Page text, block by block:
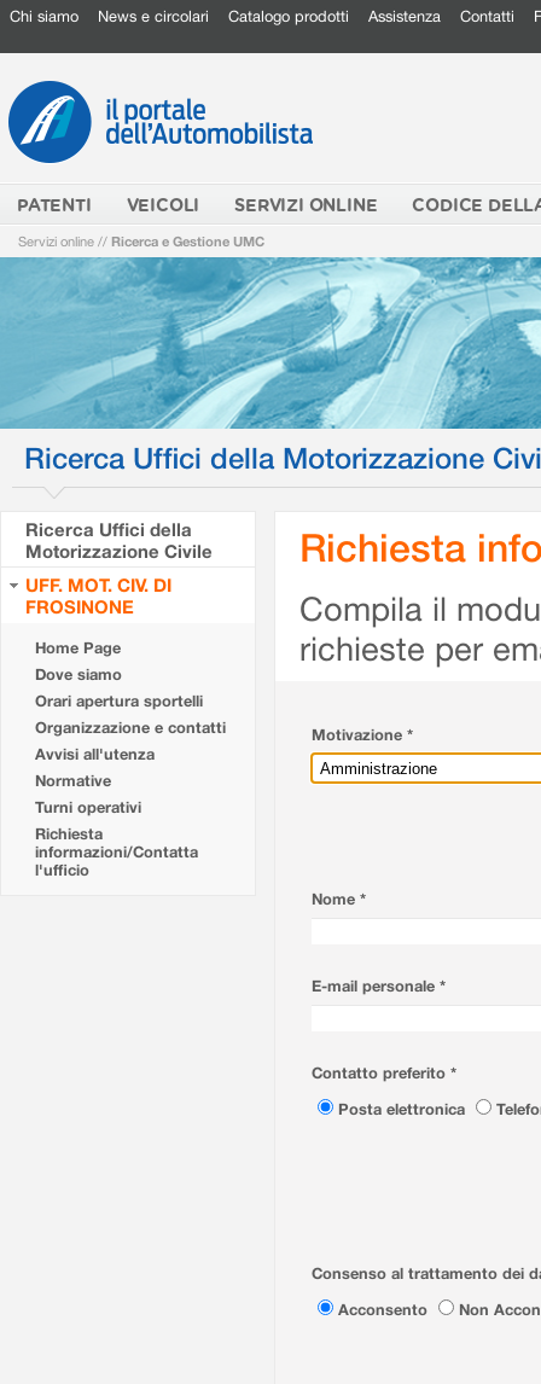
Chi siamo News e circolari Catalogo prodotti Assistenza Contatti
PATENTI VEICOLI SERVIZI ONLINE CODICE
Servizi online // Ricerca e Gestione UMC
Ricerca Uffici della Motorizzazione
Ricerca Uffici della
Motorizzazione Civile
UFF. MOT. CIV. DI
FROSINONE
Home Page
Dove siamo
Orari apertura sportelli
Organizzazione e contatti
Avvisi all'utenza
Normative
Turni operativi
Richiesta
informazioni/Contatta
l'ufficio
Richiesta
Compila il
richieste per
Motivazione *
Nome *
E-mail personale *
Contatto preferito *
Posta elettronica
Consenso al trattamento dei
Acconsento
Non